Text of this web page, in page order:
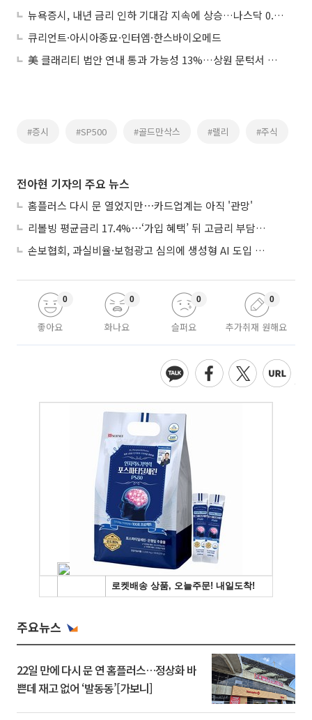
뉴욕증시, 내년 금리 인하 기대감 지속에 상승…나스닥 0.61%↑
큐리언트·아시아종묘·인터엠·한스바이오메드
美 클래리티 법안 연내 통과 가능성 13%…상원 문턱서 제동
#증시 #SP500 #골드만삭스 #랠리 #주식
전아현 기자의 주요 뉴스
홈플러스 다시 문 열었지만⋯카드업계는 아직 '관망'
리볼빙 평균금리 17.4%⋯‘가입 혜택’ 뒤 고금리 부담 주의
손보협회, 과실비율·보험광고 심의에 생성형 AI 도입 추진
좋아요
0
화나요
0
슬퍼요
0
추가취재 원해요
0
주요뉴스
22일 만에 다시 문 연 홈플러스…정상화 바
쁜데 재고 없어 ‘발동동’[가보니]